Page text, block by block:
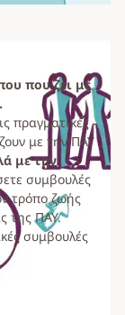
που ζει με
πραγματικές
με την ΠΑΥ
με την
συμβουλές
τρόπο ζωής
της ΠΑΥ.
συμβουλές